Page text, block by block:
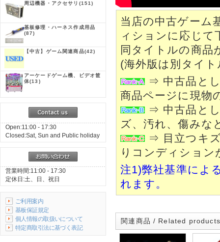
周辺機器・アクセサリ (151)
基板修理・ハーネス作成用品
(87)
【中古】ゲーム関連商品(42)
アーケードゲーム機、ビデオ筐
体(13)
Open:11:00 - 17:30
Closed:Sat, Sun and Public holiday
営業時間:11:00 - 17:30
定休日:土、日、祝日
ご利用案内
基板保証規定
個人情報の取扱いについて
特定商取引法に基づく表記
当店の中古ゲーム
ィションに応じて
同タイトルの商品
(海外版は別タイ
⇒ 中古品とし
商品ページに現物
⇒ 中古品とし
ズ、汚れ、傷みな
⇒ 目立つキズ
りコンディション
注1)弊社基準によ
れます。
関連商品 / Related products